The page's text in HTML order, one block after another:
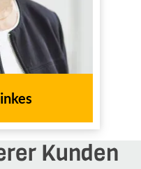
Jahr
Kunden